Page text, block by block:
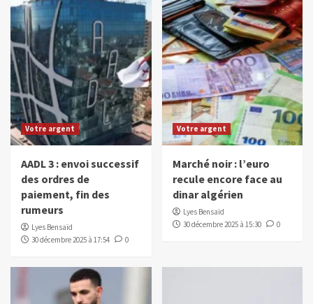
Votre argent
AADL 3 : envoi successif
des ordres de
paiement, fin des
rumeurs
Lyes Bensaïd
30 décembre 2025 à 17:54
0
Votre argent
Marché noir : l’euro
recule encore face au
dinar algérien
Lyes Bensaïd
30 décembre 2025 à 15:30
0